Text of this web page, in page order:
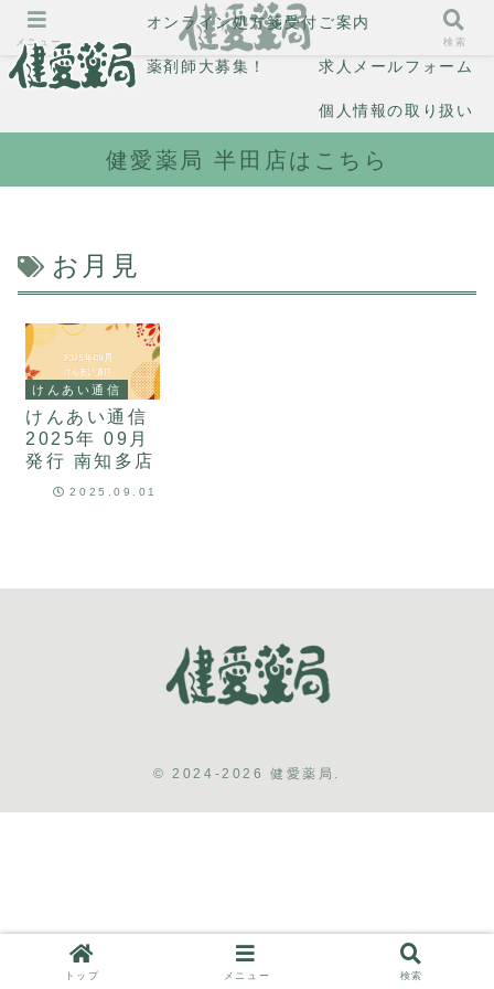
オンライン処方箋受付ご案内
薬剤師大募集！ 求人メールフォーム
個人情報の取り扱い
健愛薬局 半田店はこちら
お月見
けんあい通信
けんあい通信
2025年 09月
発行 南知多店
2025.09.01
© 2024-2026 健愛薬局.
メニュー 検索
トップ メニュー 検索